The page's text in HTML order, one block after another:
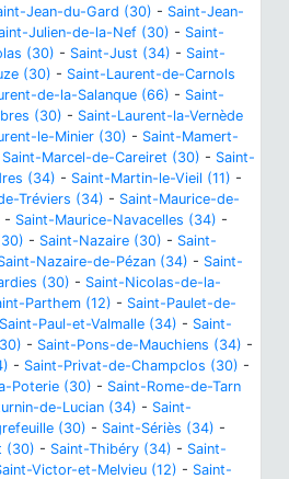
Jean-du-Gard (30) - Saint-Jean-
Julien-de-la-Nef (30) - Saint-
(30) - Saint-Just (34) - Saint-
(30) - Saint-Laurent-de-Carnols
de-la-Salanque (66) - Saint-
(30) - Saint-Laurent-la-Vernède
le-Minier (30) - Saint-Mamert-
Saint-Marcel-de-Careiret (30) - Saint-
(34) - Saint-Martin-le-Vieil (11) -
Tréviers (34) - Saint-Maurice-de-
- Saint-Maurice-Navacelles (34) -
- Saint-Nazaire (30) - Saint-
Nazaire-de-Pézan (34) - Saint-
(30) - Saint-Nicolas-de-la-
Parthem (12) - Saint-Paulet-de-
Saint-Paul-et-Valmalle (34) - Saint-
- Saint-Pons-de-Mauchiens (34) -
- Saint-Privat-de-Champclos (30) -
Poterie (30) - Saint-Rome-de-Tarn
de-Lucian (34) - Saint-
(30) - Saint-Sériès (34) -
(30) - Saint-Thibéry (34) - Saint-
Victor-et-Melvieu (12) - Saint-